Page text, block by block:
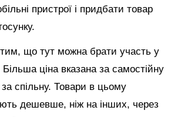
пристрої і придбати товар
тим, що тут можна брати участь у
Більша ціна вказана за самостійну
спільну. Товари в цьому
дешевше, ніж на інших, через